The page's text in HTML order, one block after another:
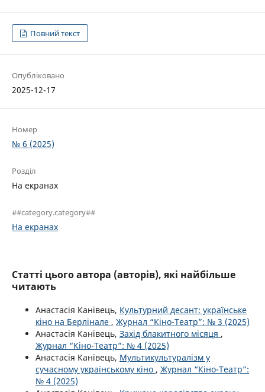
Повний текст
Опубліковано
2025-12-17
Номер
№ 6 (2025)
Розділ
На екранах
##category.category##
На екранах
Статті цього автора (авторів), які найбільше
читають
Анастасія Канівець, Культурний десант: українське
кіно на Берлінале , Журнал “Кіно-Театр”: № 3 (2025)
Анастасія Канівець, Захід блакитного місяця ,
Журнал “Кіно-Театр”: № 4 (2025)
Анастасія Канівець, Мультикультуралізм у
сучасному українському кіно , Журнал “Кіно-Театр”:
№ 4 (2025)